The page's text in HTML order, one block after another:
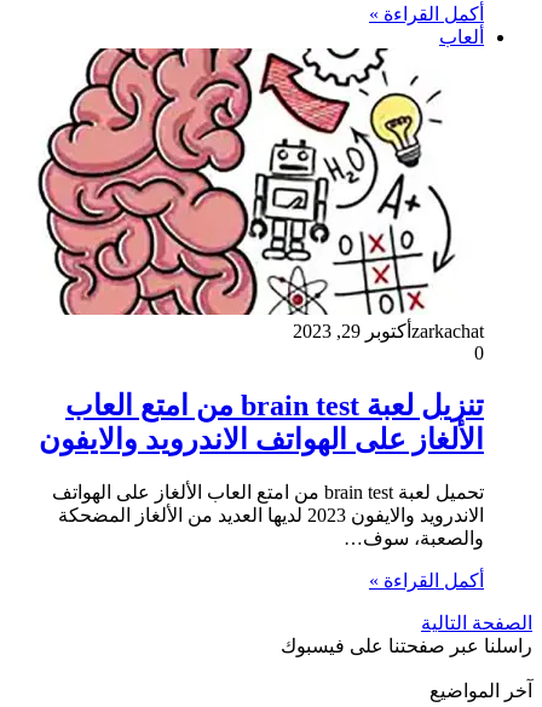
أكمل القراءة »
ألعاب
zarkachat أكتوبر 29, 2023
0
تنزيل لعبة brain test من امتع العاب
الألغاز على الهواتف الاندرويد والايفون
تحميل لعبة brain test من امتع العاب الألغاز على الهواتف
الاندرويد والايفون 2023 لديها العديد من الألغاز المضحكة
والصعبة، سوف…
أكمل القراءة »
الصفحة التالية
راسلنا عبر صفحتنا على فيسبوك
آخر المواضيع